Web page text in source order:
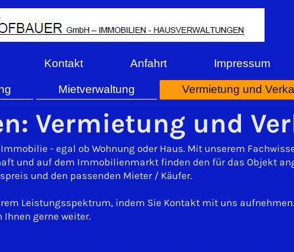
Kontakt Anfahrt Impressum
Mietverwaltung Vermietung und
Vermietung und
- egal ob Wohnung oder Haus. Mit unserem
und auf dem Immobilienmarkt finden den für das Objekt
und den passenden Mieter / Käufer.
Leistungsspektrum, indem Sie Kontakt mit uns
gerne weiter.